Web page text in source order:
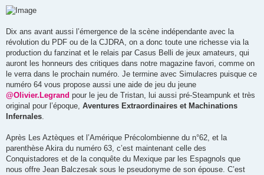
Dix ans avant aussi l’émergence de la scène indépendante avec la
révolution du PDF ou de la CJDRA, on a donc toute une richesse via la
production du fanzinat et le relais par Casus Belli de jeux amateurs, qui
auront les honneurs des critiques dans notre magazine favori, comme on
le verra dans le prochain numéro. Je termine avec Simulacres puisque ce
numéro 64 vous propose aussi une aide de jeu du jeune
@Olivier.Legrand pour le jeu de Tristan, lui aussi pré-Steampunk et très
original pour l’époque, Aventures Extraordinaires et Machinations
Infernales.
Après Les Aztèques et l’Amérique Précolombienne du n°62, et la
parenthèse Akira du numéro 63, c’est maintenant celle des
Conquistadores et de la conquête du Mexique par les Espagnols que
nous offre Jean Balczesak sous le pseudonyme de son épouse. C’est